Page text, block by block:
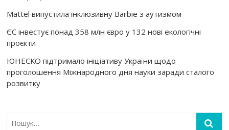
Mattel випустила інклюзивну Barbie з аутизмом
ЄС інвестує понад 358 млн євро у 132 нові екологічні
проєкти
ЮНЕСКО підтримало ініціативу України щодо
проголошення Міжнародного дня науки заради сталого
розвитку